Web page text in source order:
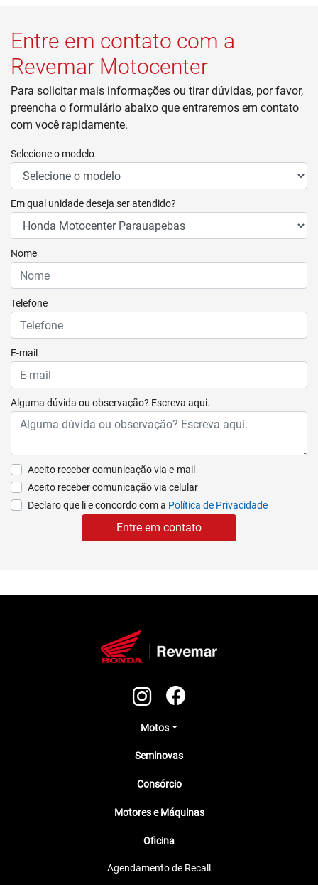
Entre em contato com a
Revemar Motocenter
Para solicitar mais informações ou tirar dúvidas, por favor,
preencha o formulário abaixo que entraremos em contato
com você rapidamente.
Selecione o modelo
Em qual unidade deseja ser atendido?
Nome
Telefone
E-mail
Alguma dúvida ou observação? Escreva aqui.
Aceito receber comunicação via e-mail
Aceito receber comunicação via celular
Declaro que li e concordo com a Política de Privacidade
Entre em contato
Motos
Seminovas
Consórcio
Motores e Máquinas
Oficina
Agendamento de Recall